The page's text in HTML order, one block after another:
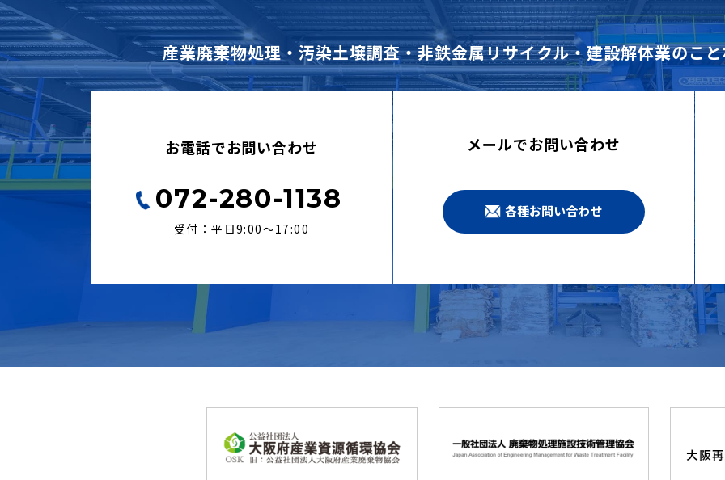
産業廃棄物処理・汚染土壌調査・非鉄金属リサイクル・建設解体業のこ
お電話でお問い合わせ
072-280-1138
受付：平日9:00〜17:00
メールでお問い合わせ
各種お問い合わせ